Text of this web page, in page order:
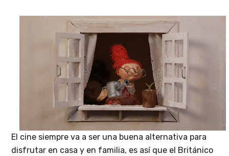
El cine siempre va a ser una buena alternativa para
disfrutar en casa y en familia, es así que el Británico